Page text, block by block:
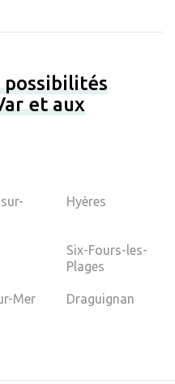
possibilités
et aux
Hyères
Six-Fours-les-
Plages
Mer Draguignan